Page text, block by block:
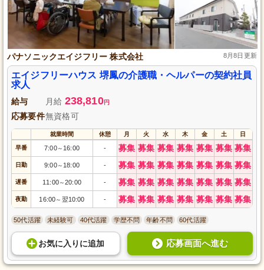
パナソニックエイジフリー 株式会社 8月8日更新
エイジフリーハウス 堺鳳の介護職・ヘルパーの契約社員
求人
給与 月給 238,810円
応募要件無資格可
就業時間 休憩 月 火 水 木 金 土 日
早番 7:00～ 16:00 - 募集 募集 募集 募集 募集 募集 募集
日勤 9:00～ 18:00 - 募集 募集 募集 募集 募集 募集 募集
遅番 11:00～20:00 - 募集 募集 募集 募集 募集 募集 募集
夜勤 16:00～ 翌10:00 - 募集 募集 募集 募集 募集 募集 募集
50代活躍 未経験可 40代活躍 学歴不問 年齢不問 60代活躍
お気に入り に追加 応募画面へ進む